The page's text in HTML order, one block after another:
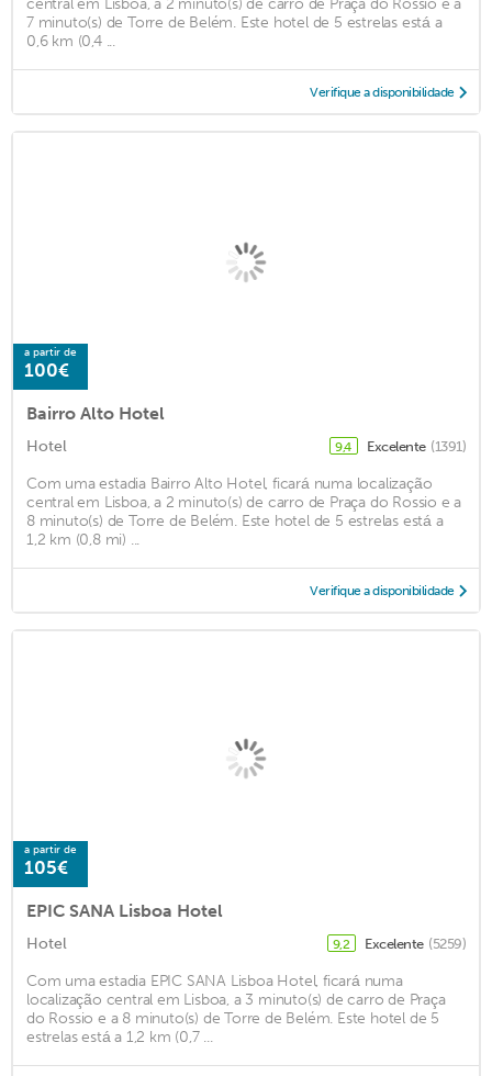
central em Lisboa, a 2 minuto(s) de carro de Praça do Rossio e a
7 minuto(s) de Torre de Belém. Este hotel de 5 estrelas está a
0,6 km (0,4 ...
Verifique a disponibilidade
a partir de
100€
Bairro Alto Hotel
Hotel 9,4 Excelente (1391)
Com uma estadia Bairro Alto Hotel, ficará numa localização
central em Lisboa, a 2 minuto(s) de carro de Praça do Rossio e a
8 minuto(s) de Torre de Belém. Este hotel de 5 estrelas está a
1,2 km (0,8 mi) ...
Verifique a disponibilidade
a partir de
105€
EPIC SANA Lisboa Hotel
Hotel 9,2 Excelente (5259)
Com uma estadia EPIC SANA Lisboa Hotel, ficará numa
localização central em Lisboa, a 3 minuto(s) de carro de Praça
do Rossio e a 8 minuto(s) de Torre de Belém. Este hotel de 5
estrelas está a 1,2 km (0,7 ...